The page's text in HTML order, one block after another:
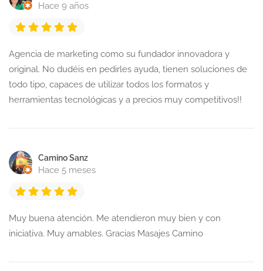
Hace 9 años
Agencia de marketing como su fundador innovadora y
original. No dudéis en pedirles ayuda, tienen soluciones de
todo tipo, capaces de utilizar todos los formatos y
herramientas tecnológicas y a precios muy competitivos!!
Camino Sanz
Hace 5 meses
Muy buena atención. Me atendieron muy bien y con
iniciativa. Muy amables. Gracias Masajes Camino